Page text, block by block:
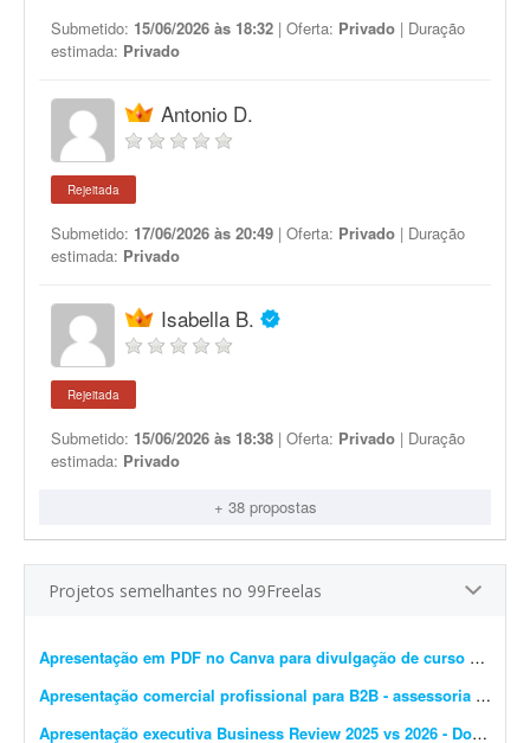
Submetido: 15/06/2026 às 18:32 | Oferta: Privado | Duração
estimada: Privado
Antonio D.
Rejeitada
Submetido: 17/06/2026 às 20:49 | Oferta: Privado | Duração
estimada: Privado
Isabella B.
Rejeitada
Submetido: 15/06/2026 às 18:38 | Oferta: Privado | Duração
estimada: Privado
+ 38 propostas
Projetos semelhantes no 99Freelas
Apresentação em PDF no Canva para divulgação de curso de estética
Apresentação comercial profissional para B2B - assessoria de marketplace
Apresentação executiva Business Review 2025 vs 2026 - Dolce & Gabbana